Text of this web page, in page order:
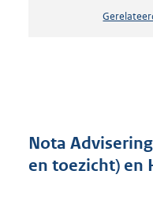
Nota
en toezicht) en